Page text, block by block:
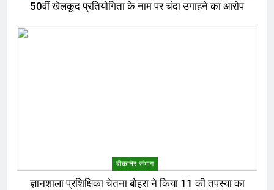
50वीं खेलकूद प्रतियोगिता के नाम पर चंदा उगाहने का आरोप
बीकानेर संभाग
ज्ञानशाला प्रशिक्षिका चेतना बोहरा ने किया 11 की तपस्या का